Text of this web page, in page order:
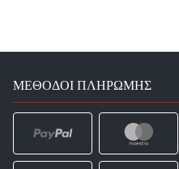
ΜΈΘΟΔΟΙ ΠΛΗΡΩΜΉΣ